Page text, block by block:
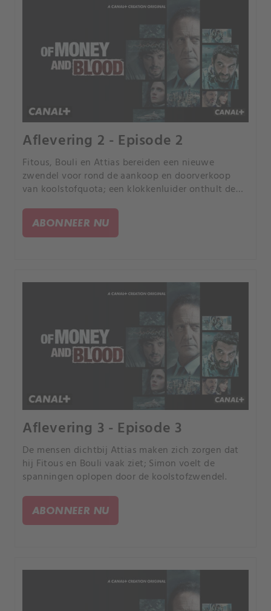
Aflevering 2 - Episode 2
Fitous, Bouli en Attias bereiden een nieuwe
zwendel voor rond de aankoop en doorverkoop
van koolstofquota; een klokkenluider onthult de
Simon.
ABONNEER NU
Aflevering 3 - Episode 3
De mensen dichtbij Attias maken zich zorgen dat
hij Fitous en Bouli vaak ziet; Simon voelt de
spanningen oplopen door de koolstofzwendel.
ABONNEER NU